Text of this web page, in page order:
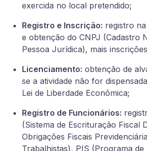
exercida no local pretendido;
Registro e Inscrição: registro
e obtenção do CNPJ (Cadastro
Pessoa Jurídica), mais
Licenciamento: obtenção de
se a atividade não for
Lei de Liberdade Econômica;
Registro de Funcionários:
(Sistema de Escrituração Fiscal
Obrigações Fiscais
Trabalhistas), PIS (Programa de